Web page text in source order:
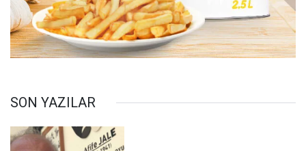
SON YAZILAR